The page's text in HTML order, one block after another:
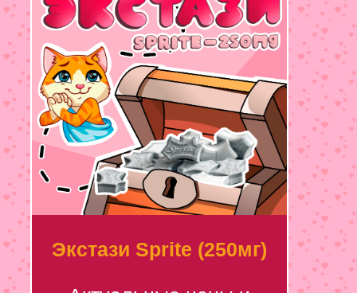
Экстази Sprite (250мг)